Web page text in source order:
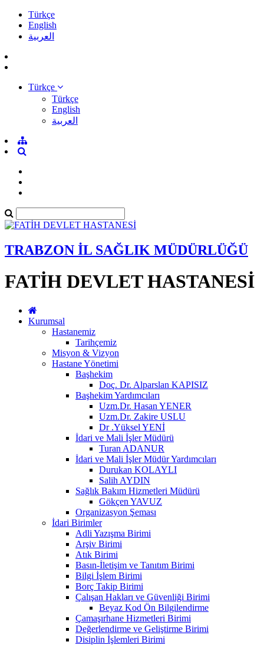
Türkçe
English
العربية
Türkçe
Türkçe
English
العربية
TRABZON İL SAĞLIK MÜDÜRLÜĞÜ
FATİH DEVLET HASTANESİ
Kurumsal
Hastanemiz
Tarihçemiz
Misyon & Vizyon
Hastane Yönetimi
Başhekim
Doç. Dr. Alparslan KAPISIZ
Başhekim Yardımcıları
Uzm.Dr. Hasan YENER
Uzm.Dr. Zakire USLU
Dr .Yüksel YENİ
İdari ve Mali İşler Müdürü
Turan ADANUR
İdari ve Mali İşler Müdür Yardımcıları
Durukan KOLAYLI
Salih AYDIN
Sağlık Bakım Hizmetleri Müdürü
Gökçen YAVUZ
Organizasyon Şeması
İdari Birimler
Adli Yazışma Birimi
Arşiv Birimi
Atık Birimi
Basın-İletişim ve Tanıtım Birimi
Bilgi İşlem Birimi
Borç Takip Birimi
Çalışan Hakları ve Güvenliği Birimi
Beyaz Kod Ön Bilgilendirme
Çamaşırhane Hizmetleri Birimi
Değerlendirme ve Geliştirme Birimi
Disiplin İşlemleri Birimi